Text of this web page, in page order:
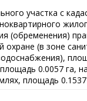
участка с
(обременения)
(в зоне
0.0057 га,
площадь 0.1537